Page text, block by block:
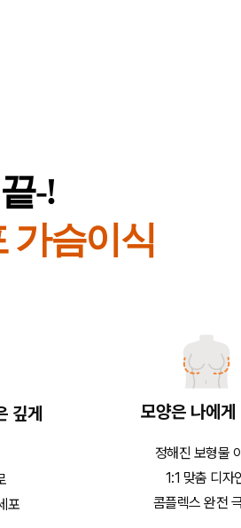
-!
가슴이식
깊게
포
모양은 나에게
정해진 보형물
1:1 맞춤 디자
콤플렉스 완전